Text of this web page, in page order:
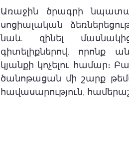
Առաջին ծրագրի
սոցիալական
նաև զինել
գիտելիքներով, որոնք
կյանքի կոչելու համար։
ծանոթացան մի շարք
հավասարություն,